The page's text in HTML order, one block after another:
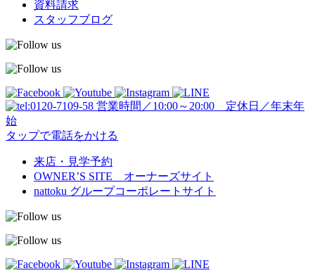
資料請求
スタッフブログ
営業時間／10:00～20:00 定休日／年末年
始
タップで電話をかける
来店・見学予約
OWNER’S SITE オーナーズサイト
nattoku グループコーポレートサイト